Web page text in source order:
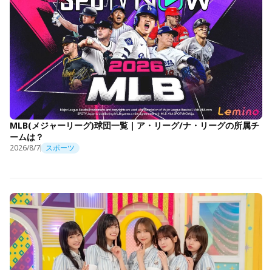
MLB(メジャーリーグ)球団一覧｜ア・リーグ/ナ・リーグの所属チ
ームは？
2026/8/7 スポーツ